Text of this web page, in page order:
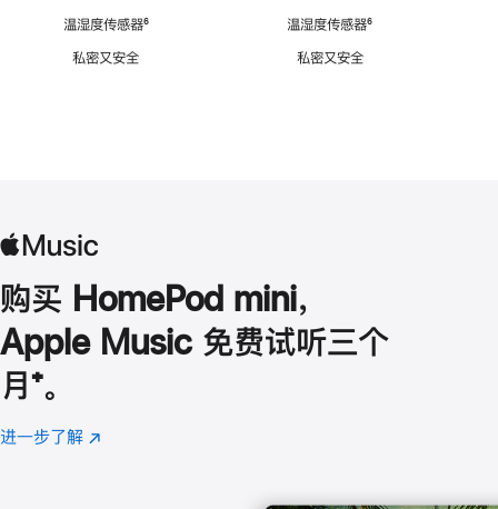
温湿度传感器脚
⁶
私密又安全
温湿度传感器脚
⁶
私密又安全
购买 HomePod mini，
Apple Music 免费试听三个
月 脚
注
⁺。
进一步了解 Apple
(在